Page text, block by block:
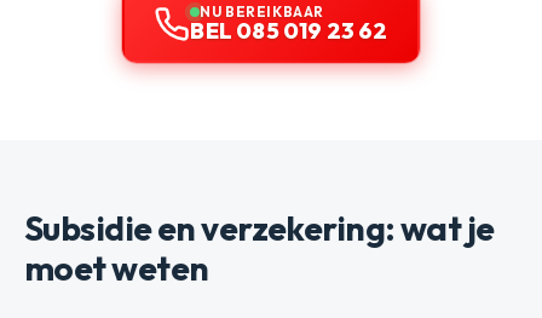
NU BEREIKBAAR
BEL 085 019 23 62
Subsidie en verzekering: wat je
moet weten